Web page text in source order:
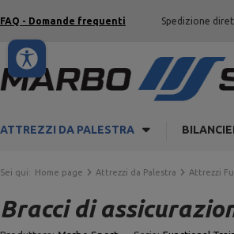
FAQ - Domande frequenti Spedizione
ATTREZZI DA PALESTRA
Sei qui: Home page Attrezzi da Palestra Attrezzi
Bracci di